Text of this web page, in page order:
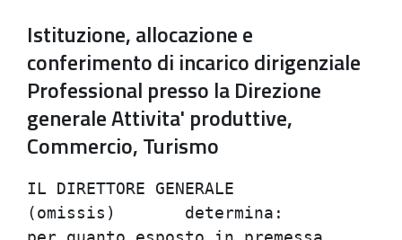
Istituzione, allocazione e
conferimento di incarico dirigenziale
Professional presso la Direzione
generale Attivita' produttive,
Commercio, Turismo
IL DIRETTORE GENERALE
(omissis)	determina: